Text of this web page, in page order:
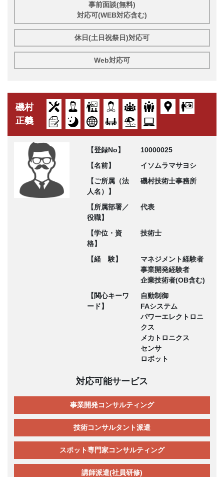
事前面談(無料)
対応可(WEB対応含む)
休日(土日祝祭日)対応可
Web対応可
磯村
正義
【登録No】
10000025
【名前】
イソムラマサヨシ
【ご所属（法
人名）】
磯村技術士事務所
【所属部署／
役職】
代表
【学位・資
格】
技術士
【経 験】
マネジメント経験者
事業開発経験者
企業技術者(OB含む)
【関心キーワ
ード】
自動制御
FAシステム
パワーエレクトロニ
クス
メカトロニクス
センサ
ロボット
対応可能サービス
事業開発コンサルティング
技術コンサルタント派遣
スポット専門家コンサルティング
講師派遣(社員研修)